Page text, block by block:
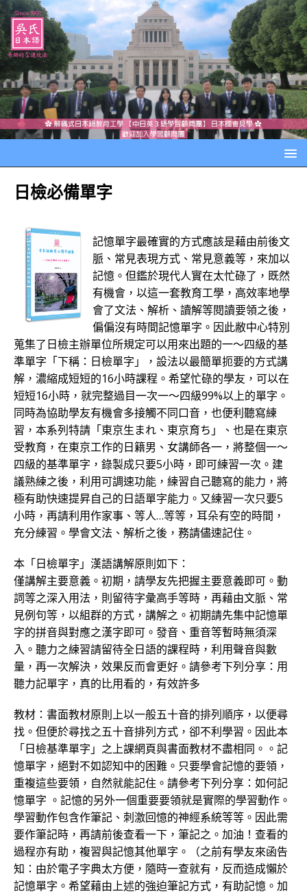
日檢必備單字
記憶單字最確實的方式應該是藉由前後文
脈、常見表現方式、常見意義等，來加以
記憶。但鑑於現代人實在太忙碌了，既然
有機會，以這一套教育工學，高效率地學
會了文法、解析、讀解等閱讀要領之後，
偏偏沒有時間記憶單字。因此敝中心特別
蒐集了日檢主辦單位所規定可以用來出題的一～四級的基
準單字「下稱：日檢單字」，設法以最簡單扼要的方式講
解，濃縮成短短的16小時課程。希望忙碌的學友，可以在
短短16小時，就完整過目一次一～四級99%以上的單字。
同時為協助學友有機會多接觸不同口音，也便利聽寫練
習，本系列特請「東京生まれ、東京育ち」、也是在東京
受教育，在東京工作的日籍男、女講師各一，將整個一～
四級的基準單字，錄製成只要5小時，即可練習一次。建
議熟練之後，利用可調速功能，練習自己聽寫的能力，將
極有助快速提昇自己的日語單字能力。又練習一次只要5
小時，再請利用作家事、等人…等等，耳朵有空的時間，
充分練習。學會文法、解析之後，務請儘速記住。
本「日檢單字」漢語講解原則如下：
僅講解主要意義。初期，請學友先把握主要意義即可。動
詞等之深入用法，則留待字彙高手等時，再藉由文脈、常
見例句等，以組群的方式，講解之。初期請先集中記憶單
字的拼音與對應之漢字即可。發音、重音等暫時無須深
入。聽力之練習請留待全日語的課程時，利用聲音與數
量，再一次解決，效果反而會更好。請參考下列分享：用
聽力記單字，真的比用看的，有效許多
教材：書面教材原則上以一般五十音的排列順序，以便尋
找。但便於尋找之五十音排列方式，卻不利學習。因此本
「日檢基準單字」之上課網頁與書面教材不盡相同。。記
憶單字，絕對不如認知中的困難。只要學會記憶的要領，
重複這些要領，自然就能記住。請參考下列分享：如何記
憶單字 。記憶的另外一個重要要領就是實際的學習動作。
學習動作包含作筆記、刺激回憶的神經系統等等。因此需
要作筆記時，再請前後查看一下，筆記之。加油！查看的
過程亦有助，複習與記憶其他單字。（之前有學友來函告
知：由於電子字典太方便，隨時一查就有，反而造成懶於
記憶單字。希望藉由上述的強迫筆記方式，有助記憶。加